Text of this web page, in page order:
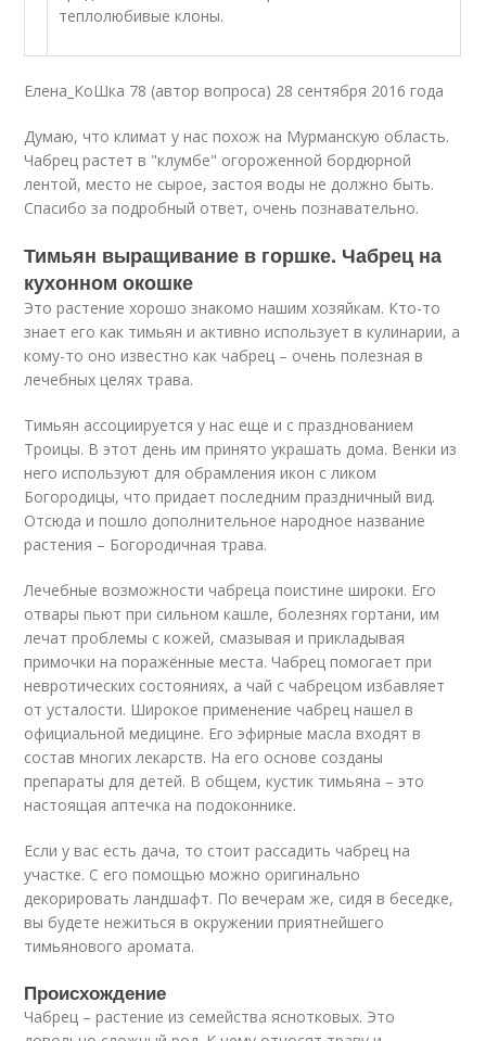
теплолюбивые клоны.
Елена_КоШка 78 (автор вопроса) 28 сентября 2016 года
Думаю, что климат у нас похож на Мурманскую область.
Чабрец растет в "клумбе" огороженной бордюрной
лентой, место не сырое, застоя воды не должно быть.
Спасибо за подробный ответ, очень познавательно.
Тимьян выращивание в горшке. Чабрец на
кухонном окошке
Это растение хорошо знакомо нашим хозяйкам. Кто-то
знает его как тимьян и активно использует в кулинарии, а
кому-то оно известно как чабрец – очень полезная в
лечебных целях трава.
Тимьян ассоциируется у нас еще и с празднованием
Троицы. В этот день им принято украшать дома. Венки из
него используют для обрамления икон с ликом
Богородицы, что придает последним праздничный вид.
Отсюда и пошло дополнительное народное название
растения – Богородичная трава.
Лечебные возможности чабреца поистине широки. Его
отвары пьют при сильном кашле, болезнях гортани, им
лечат проблемы с кожей, смазывая и прикладывая
примочки на поражённые места. Чабрец помогает при
невротических состояниях, а чай с чабрецом избавляет
от усталости. Широкое применение чабрец нашел в
официальной медицине. Его эфирные масла входят в
состав многих лекарств. На его основе созданы
препараты для детей. В общем, кустик тимьяна – это
настоящая аптечка на подоконнике.
Если у вас есть дача, то стоит рассадить чабрец на
участке. С его помощью можно оригинально
декорировать ландшафт. По вечерам же, сидя в беседке,
вы будете нежиться в окружении приятнейшего
тимьянового аромата.
Происхождение
Чабрец – растение из семейства яснотковых. Это